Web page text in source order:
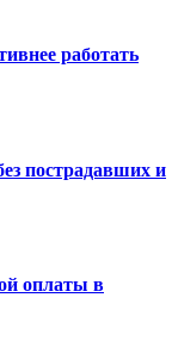
работать
пострадавших и
оплаты в